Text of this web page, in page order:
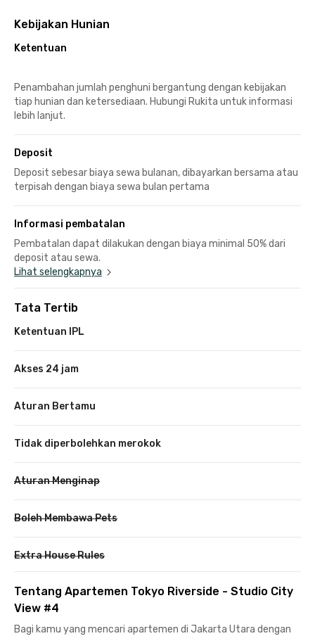
Kebijakan Hunian
Ketentuan
Penambahan jumlah penghuni bergantung dengan kebijakan
tiap hunian dan ketersediaan. Hubungi Rukita untuk informasi
lebih lanjut.
Deposit
Deposit sebesar biaya sewa bulanan, dibayarkan bersama atau
terpisah dengan biaya sewa bulan pertama
Informasi pembatalan
Pembatalan dapat dilakukan dengan biaya minimal 50% dari
deposit atau sewa.
Lihat selengkapnya
Tata Tertib
Ketentuan IPL
Akses 24 jam
Aturan Bertamu
Tidak diperbolehkan merokok
Aturan Menginap
Boleh Membawa Pets
Extra House Rules
Tentang Apartemen Tokyo Riverside - Studio City
View #4
Bagi kamu yang mencari apartemen di Jakarta Utara dengan